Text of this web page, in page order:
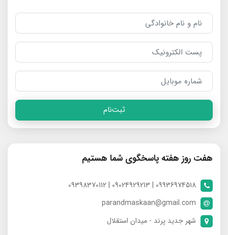
ثبت‌نام
هفت روز هفته پاسخگوی شما هستیم
09936974518 | 09024929213 | 09398370112
parandmaskaan@gmail.com
شهر جدید پرند - میدان استقلال